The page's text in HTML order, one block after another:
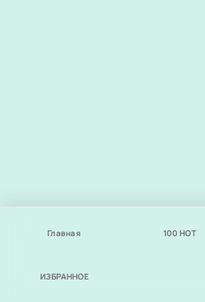
Главная 100 НОТ
ИЗБРАННОЕ